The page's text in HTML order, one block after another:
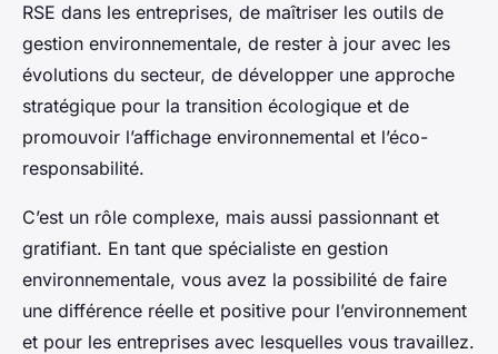
RSE dans les entreprises, de maîtriser les outils de
gestion environnementale, de rester à jour avec les
évolutions du secteur, de développer une approche
stratégique pour la transition écologique et de
promouvoir l’affichage environnemental et l’éco-
responsabilité.
C’est un rôle complexe, mais aussi passionnant et
gratifiant. En tant que spécialiste en gestion
environnementale, vous avez la possibilité de faire
une différence réelle et positive pour l’environnement
et pour les entreprises avec lesquelles vous travaillez.